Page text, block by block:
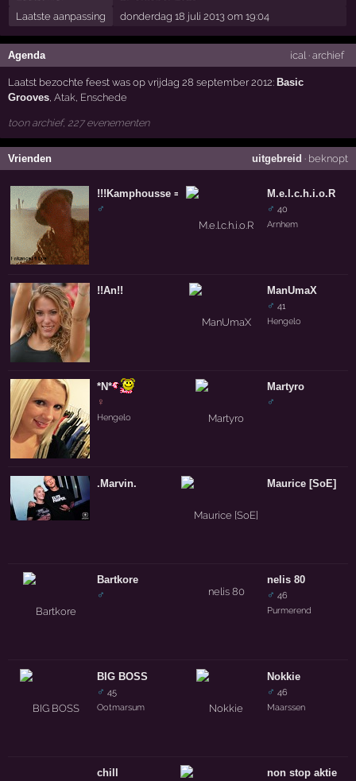
Laatste aanpassing
donderdag 18 juli 2013 om 19:04
Agenda ical · archief
Laatst bezochte feest was op vrijdag 28 september 2012: Basic
Grooves,Atak, Enschede
toon archief, 227 evenementen
Vrienden uitgebreid · beknopt
!!!Kamphousse =/\=
♂
!!An!!
*N*
♀
Hengelo
.Marvin.
Bartkore
♂
BIG BOSS
♂ 45
Ootmarsum
chill
M.e.l.c.h.i.o.R
♂ 40
Arnhem
ManUmaX
♂ 41
Hengelo
Martyro
♂
Maurice [SoE]
nelis 80
♂ 46
Purmerend
Nokkie
♂ 46
Maarssen
non stop aktie